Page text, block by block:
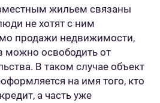
жильем связаны
не хотят с ним
продажи недвижимости,
можно освободить от
В таком случае объект
на имя того, кто
а часть уже